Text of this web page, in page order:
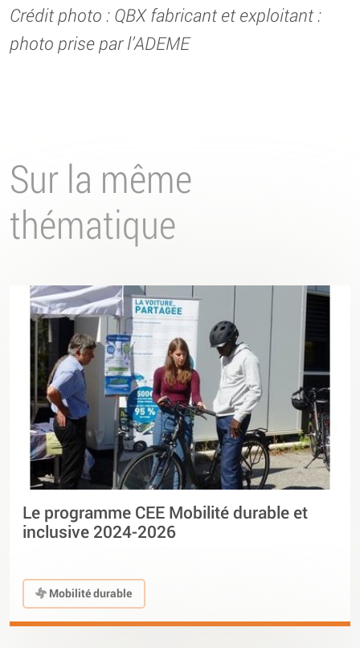
Crédit photo : QBX fabricant et exploitant :
photo prise par l’ADEME
Sur la même
thématique
Le programme CEE Mobilité durable et
inclusive 2024-2026
Mobilité durable